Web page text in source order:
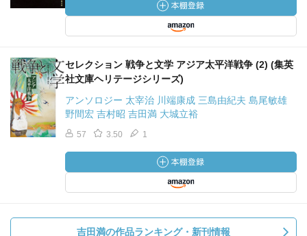
セレクション 戦争と文学 アジア太平洋戦争 (2) (集英
社文庫ヘリテージシリーズ)
アンソロジー 太宰治 川端康成 三島由紀夫 島尾敏雄
野間宏 吉村昭 吉田満 大城立裕
57 3.50 1
吉田満の作品ランキング・新刊情報